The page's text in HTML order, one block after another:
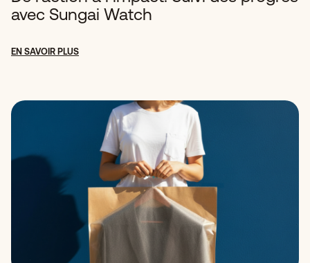
avec Sungai Watch
EN SAVOIR PLUS